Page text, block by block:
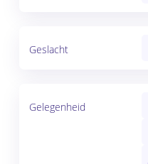
Geslacht
Gelegenheid